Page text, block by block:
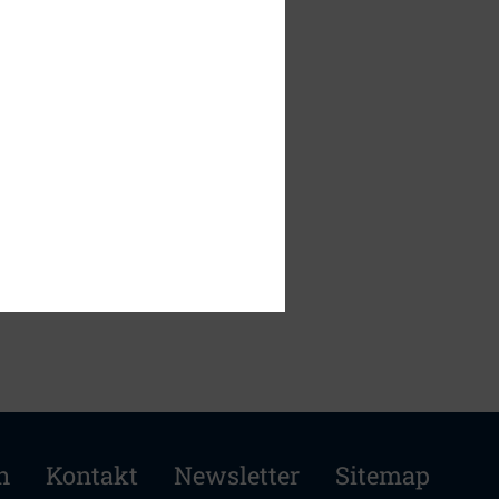
Kontakt Newsletter Sitemap